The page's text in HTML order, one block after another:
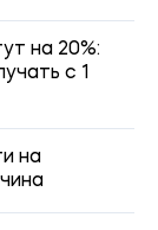
на 20%:
с 1
на